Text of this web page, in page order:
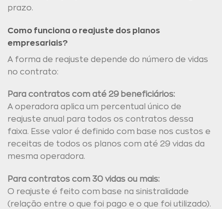
prazo.
Como funciona o reajuste dos planos
empresariais?
A forma de reajuste depende do número de vidas
no contrato:
Para contratos com até 29 beneficiários:
A operadora aplica um percentual único de
reajuste anual para todos os contratos dessa
faixa. Esse valor é definido com base nos custos e
receitas de todos os planos com até 29 vidas da
mesma operadora.
Para contratos com 30 vidas ou mais:
O reajuste é feito com base na sinistralidade
(relação entre o que foi pago e o que foi utilizado).